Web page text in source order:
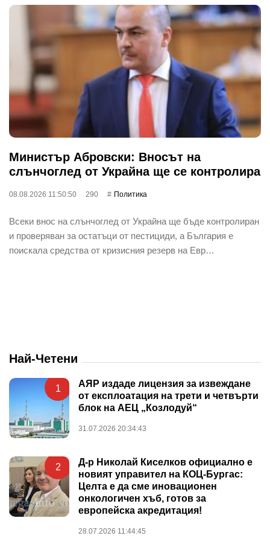
Министър Абровски: Вносът на
слънчоглед от Украйна ще се контролира
08.08.2026 11:50:50 290 Политика
Всеки внос на слънчоглед от Украйна ще бъде контролиран
и проверяван за остатъци от пестициди, а България е
поискала средства от кризисния резерв на Евр…
Най-Четени
1
АЯР издаде лицензия за извеждане
от експлоатация на трети и четвърти
блок на АЕЦ „Козлодуй“
31.07.2026 20:34:43
2
Д-р Николай Киселков официално е
новият управител на КОЦ-Бургас:
Целта е да сме иновационен
онкологичен хъб, готов за
европейска акредитация!
28.07.2026 11:44:45